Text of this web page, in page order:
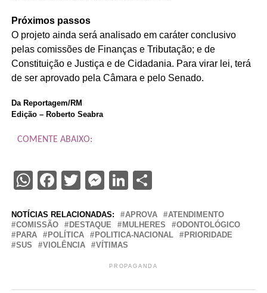
Próximos passos
O projeto ainda será analisado em caráter conclusivo
pelas comissões de Finanças e Tributação; e de
Constituição e Justiça e de Cidadania. Para virar lei, terá
de ser aprovado pela Câmara e pelo Senado.
Da Reportagem/RM
Edição – Roberto Seabra
COMENTE ABAIXO:
WhatsApp
Facebook
Twitter
Messenger
LinkedIn
Share
NOTÍCIAS RELACIONADAS: APROVA
ATENDIMENTO
COMISSÃO
DESTAQUE MULHERES
ODONTOLÓGICO
PARA
POLÍTICA POLITICA-NACIONAL
PRIORIDADE
SUS
VIOLÊNCIA VÍTIMAS
PROPAGANDA